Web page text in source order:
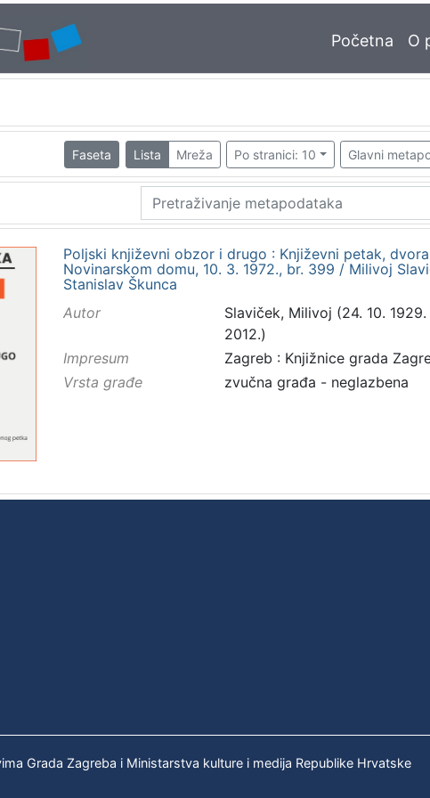
Početna O
Faseta Lista Mreža Po stranici: 10 Glavni
Poljski književni obzor i drugo : Književni petak,
Novinarskom domu, 10. 3. 1972., br. 399 / Milivoj
Stanislav Škunca
Autor
Slaviček, Milivoj (24. 10. 1929.
2012.)
Impresum
Zagreb : Knjižnice grada
Vrsta građe
zvučna građa - neglazbena
Grada Zagreba i Ministarstva kulture i medija Republike Hrvatske